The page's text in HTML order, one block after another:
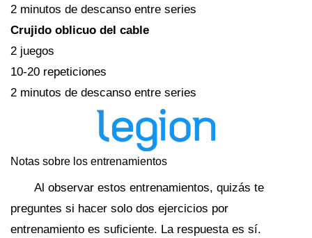
2 minutos de descanso entre series
Crujido oblicuo del cable
2 juegos
10-20 repeticiones
2 minutos de descanso entre series
Notas sobre los entrenamientos
Al observar estos entrenamientos, quizás te
preguntes si hacer solo dos ejercicios por
entrenamiento es suficiente. La respuesta es sí.